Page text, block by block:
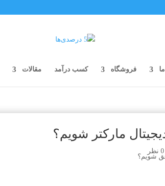
فروشگاه کسب درآمد مقالات
مارکتر شویم؟
0 نظر